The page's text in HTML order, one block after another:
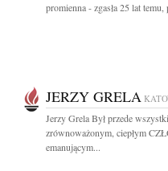
promienna - zgasła 25 lat temu,
JERZY GRELA
Jerzy Grela Był przede
zrównoważonym, ciepłym
emanującym...